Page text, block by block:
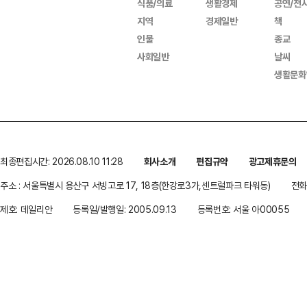
식품/의료
지역
인물
사회일반
생활경제
경제일반
공연/전
책
종교
날씨
생활문
최종편집시간: 2026.08.10 11:28 회사소개 편집규약
광고제휴문의
주소 : 서울특별시 용산구 서빙고로 17, 18층(한강로3가,센트럴파크 타워동)
전
제호: 데일리안
등록일/발행일: 2005.09.13 등록번호: 서울 아00055